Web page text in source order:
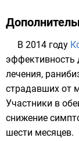
В 2014 году
эффективность
лечения,
страдавших от
Участники в
снижение
шести месяцев.